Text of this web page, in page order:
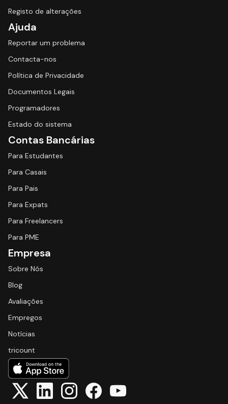
Registo de alterações
Ajuda
Reportar um problema
Contacta-nos
Política de Privacidade
Documentos Legais
Programadores
Estado do sistema
Contas Bancárias
Para Estudantes
Para Casais
Para Pais
Para Expats
Para Freelancers
Para PME
Empresa
Sobre Nós
Blog
Avaliações
Empregos
Notícias
tricount